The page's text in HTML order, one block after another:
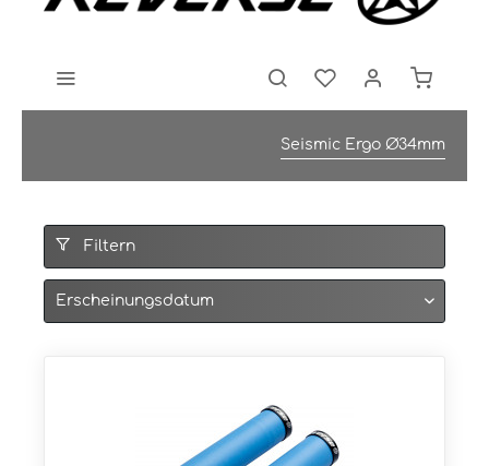
Seismic Ergo Ø34mm
Filtern